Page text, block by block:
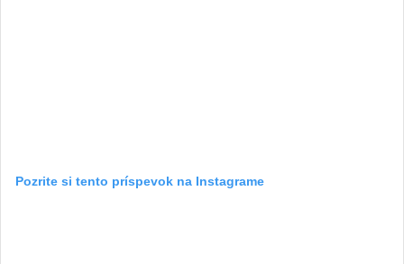
Pozrite si tento príspevok na Instagrame